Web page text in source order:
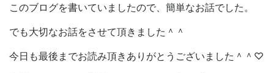
このブログを書いていましたので、簡単なお話でした。
でも大切なお話をさせて頂きました＾＾
今日も最後までお読み頂きありがとうございました＾＾♡